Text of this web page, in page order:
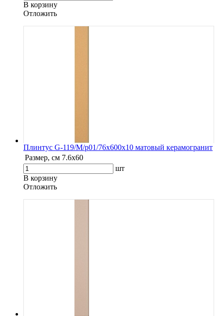
В корзину
Oтложить
Плинтус G-119/М/p01/76x600x10 матовый керамогранит
Размер, см 7.6х60
шт
В корзину
Oтложить